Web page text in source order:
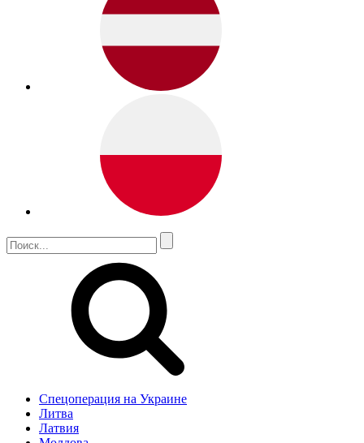
Спецоперация на Украине
Литва
Латвия